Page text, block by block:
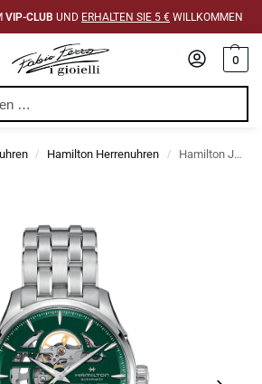
VIP-CLUB UND ERHALTEN SIE 5 € WILLKOMMEN
0
/ Hamilton Herrenuhren / Hamilton Jazzmaster Skeleton 40mm H42535160